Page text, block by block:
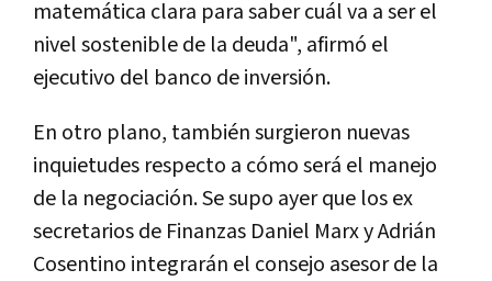
matemática clara para saber cuál va a ser el
nivel sostenible de la deuda", afirmó el
ejecutivo del banco de inversión.
En otro plano, también surgieron nuevas
inquietudes respecto a cómo será el manejo
de la negociación. Se supo ayer que los ex
secretarios de Finanzas Daniel Marx y Adrián
Cosentino integrarán el consejo asesor de la